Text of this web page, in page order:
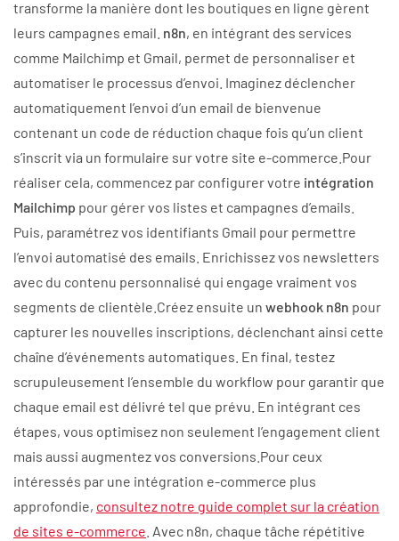
transforme la manière dont les boutiques en ligne gèrent
leurs campagnes email. n8n, en intégrant des services
comme Mailchimp et Gmail, permet de personnaliser et
automatiser le processus d’envoi. Imaginez déclencher
automatiquement l’envoi d’un email de bienvenue
contenant un code de réduction chaque fois qu’un client
s’inscrit via un formulaire sur votre site e-commerce.Pour
réaliser cela, commencez par configurer votre intégration
Mailchimp pour gérer vos listes et campagnes d’emails.
Puis, paramétrez vos identifiants Gmail pour permettre
l’envoi automatisé des emails. Enrichissez vos newsletters
avec du contenu personnalisé qui engage vraiment vos
segments de clientèle.Créez ensuite un webhook n8n pour
capturer les nouvelles inscriptions, déclenchant ainsi cette
chaîne d’événements automatiques. En final, testez
scrupuleusement l’ensemble du workflow pour garantir que
chaque email est délivré tel que prévu. En intégrant ces
étapes, vous optimisez non seulement l’engagement client
mais aussi augmentez vos conversions.Pour ceux
intéressés par une intégration e-commerce plus
approfondie, consultez notre guide complet sur la création
de sites e-commerce . Avec n8n, chaque tâche répétitive